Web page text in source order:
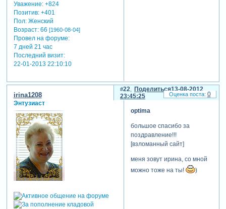
Уважение: +824
Позитив: +401
Пол:Женский
Возраст:66 [1960-08-04]
Провел на форуме:
7 дней 21 час
Последний визит:
22-01-2013 22:10:10
Поделиться
22
13-08-2012
23:45:25
irina1208
Энтузиаст
optima
большое спасибо за
поздравление!!!
[взломанный сайт]
меня зовут ирина, со мной
можно тоже на ты!
)
0